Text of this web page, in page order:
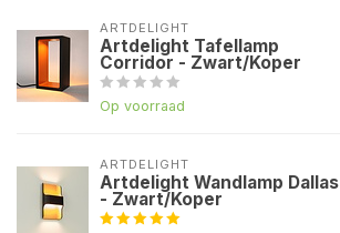
ARTDELIGHT
Artdelight Tafellamp
Corridor - Zwart/Koper
Op voorraad
ARTDELIGHT
Artdelight Wandlamp Dallas
- Zwart/Koper